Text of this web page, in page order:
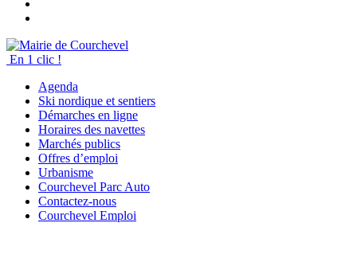
En 1 clic !
Agenda
Ski nordique et sentiers
Démarches en ligne
Horaires des navettes
Marchés publics
Offres d’emploi
Urbanisme
Courchevel Parc Auto
Contactez-nous
Courchevel Emploi